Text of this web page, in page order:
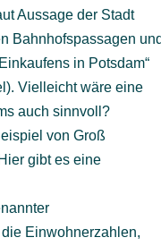
Aussage der Stadt
Bahnhofspassagen
in Potsdam“
Vielleicht wäre eine
auch sinnvoll?
von Groß
gibt es eine
Einwohnerzahlen,